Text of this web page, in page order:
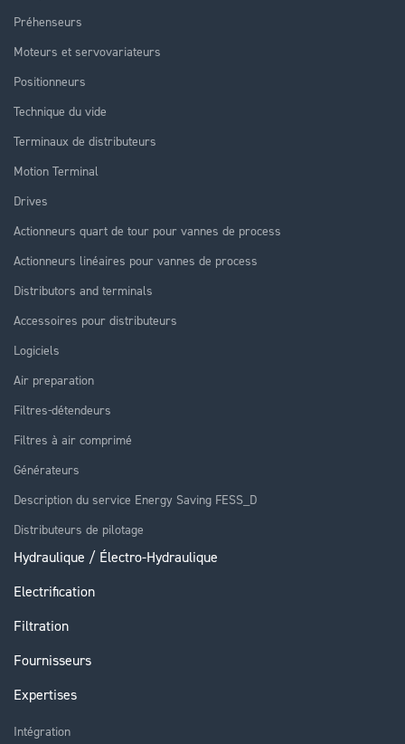
Préhenseurs
Moteurs et servovariateurs
Positionneurs
Technique du vide
Terminaux de distributeurs
Motion Terminal
Drives
Actionneurs quart de tour pour vannes de process
Actionneurs linéaires pour vannes de process
Distributors and terminals
Accessoires pour distributeurs
Logiciels
Air preparation
Filtres-détendeurs
Filtres à air comprimé
Générateurs
Description du service Energy Saving FESS_D
Distributeurs de pilotage
Hydraulique / Électro-Hydraulique
Electrification
Filtration
Fournisseurs
Expertises
Intégration